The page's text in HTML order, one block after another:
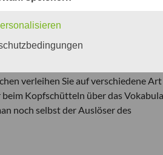
von Jugendlichen meist
den Konflikten ihrer Zeit und für jede
verleihen Sie auf verschiedene Art
Kopfschütteln über das
noch selbst der Auslöser des